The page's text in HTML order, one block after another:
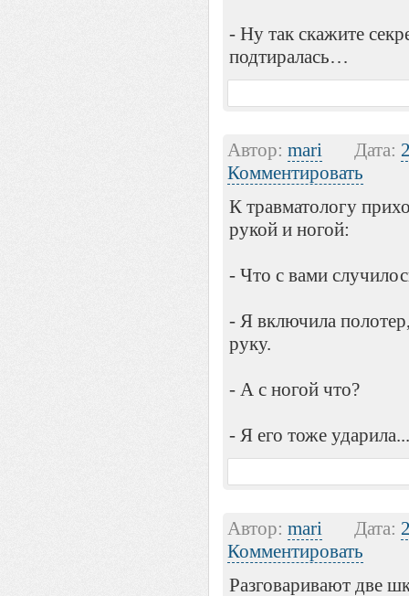
- Ну так скажите
подтиралась…
Автор: mari Дата:
Комментировать
К травматологу
рукой и ногой:
- Что с вами
- Я включила
руку.
- А с ногой что?
- Я его тоже
Автор: mari Дата:
Комментировать
Разговаривают две